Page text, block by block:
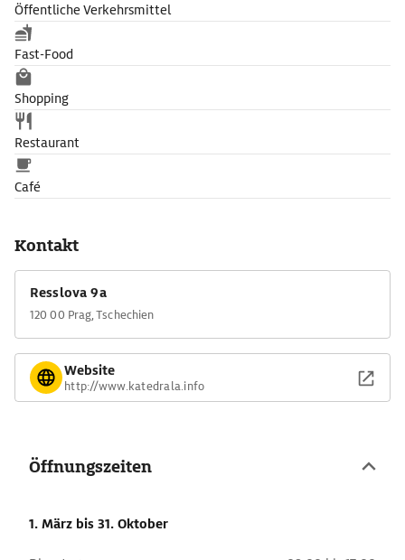
Öffentliche Verkehrsmittel
Fast-Food
Shopping
Restaurant
Café
Kontakt
Resslova 9a
120 00 Prag, Tschechien
Website
http://www.katedrala.info
Öffnungszeiten
1. März bis 31. Oktober